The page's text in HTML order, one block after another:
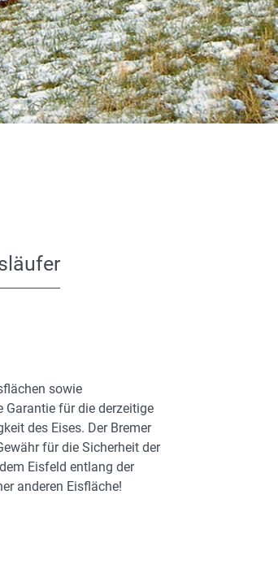
sowie
Garantie für die derzeitige
des Eises. Der Bremer
für die Sicherheit der
Eisfeld entlang der
anderen Eisfläche!